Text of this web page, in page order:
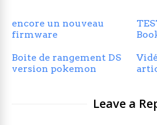
encore un nouveau
firmware
Boite de rangement DS
version pokemon
Leave a